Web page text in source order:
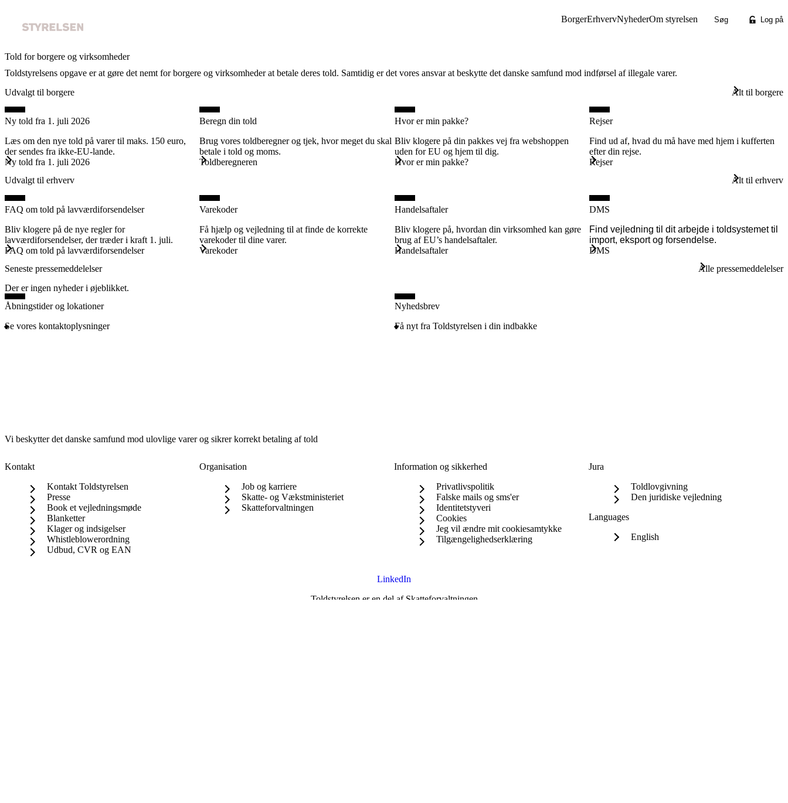
toldstyrelsen
BorgerErhvervNyhederOm styrelsen Søg Log på
Told for borgere og virksomheder
Toldstyrelsens opgave er at gøre det nemt for borgere og virksomheder at betale deres told. Samtidig er det vores ansvar at beskytte det danske samfund mod indførsel af illegale varer.
Udvalgt til borgere
Alt til borgere
Ny told fra 1. juli 2026
Læs om den nye told på varer til maks. 150 euro,
der sendes fra ikke-EU-lande.
Ny told fra 1. juli 2026
Beregn din told
Brug vores toldberegner og tjek, hvor meget du skal
betale i told og moms.
Toldberegneren
Hvor er min pakke?
Bliv klogere på din pakkes vej fra webshoppen
uden for EU og hjem til dig.
Hvor er min pakke?
Rejser
Find ud af, hvad du må have med hjem i kufferten
efter din rejse.
Rejser
Udvalgt til erhverv
Alt til erhverv
FAQ om told på lavværdiforsendelser
Bliv klogere på de nye regler for
lavværdiforsendelser, der træder i kraft 1. juli.
FAQ om told på lavværdiforsendelser
Varekoder
Få hjælp og vejledning til at finde de korrekte
varekoder til dine varer.
Varekoder
Handelsaftaler
Bliv klogere på, hvordan din virksomhed kan gøre
brug af EU’s handelsaftaler.
Handelsaftaler
DMS
Find vejledning til dit arbejde i toldsystemet til
import, eksport og forsendelse.
DMS
Seneste pressemeddelelser
Alle pressemeddelelser
Der er ingen nyheder i øjeblikket.
Åbningstider og lokationer
Se vores kontaktoplysninger
Nyhedsbrev
Få nyt fra Toldstyrelsen i din indbakke
Vi beskytter det danske samfund mod ulovlige varer og sikrer korrekt betaling af told
Kontakt
Kontakt Toldstyrelsen
Presse
Book et vejledningsmøde
Blanketter
Klager og indsigelser
Whistleblowerordning
Udbud, CVR og EAN
Organisation
Job og karriere
Skatte- og Vækstministeriet
Skatteforvaltningen
Information og sikkerhed
Privatlivspolitik
Falske mails og sms'er
Identitetstyveri
Cookies
Jeg vil ændre mit cookiesamtykke
Tilgængelighedserklæring
Jura
Toldlovgivning
Den juridiske vejledning
Languages
English
LinkedIn
Toldstyrelsen er en del af Skatteforvaltningen